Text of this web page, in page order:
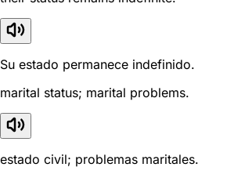
Su estado permanece indefinido.
marital status; marital problems.
estado civil; problemas maritales.